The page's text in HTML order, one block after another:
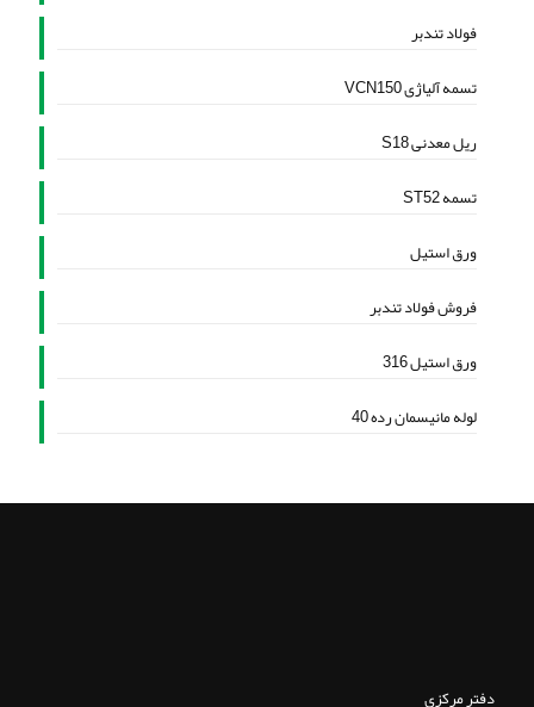
فولاد تندبر
تسمه آلیاژی VCN150
ریل معدنی S18
تسمه ST52
ورق استیل
فروش فولاد تندبر
ورق استیل 316
لوله مانیسمان رده 40
دفتر مرکزی